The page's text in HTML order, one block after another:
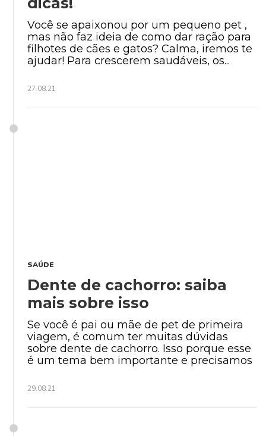
Você se apaixonou por um pequeno pet ,
mas não faz ideia de como dar ração para
filhotes de cães e gatos? Calma, iremos te
ajudar! Para crescerem saudáveis, os...
27.08.21
SAÚDE
Dente de cachorro: saiba
mais sobre isso
Se você é pai ou mãe de pet de primeira
viagem, é comum ter muitas dúvidas
sobre dente de cachorro. Isso porque esse
é um tema bem importante e precisamos
29.08.21